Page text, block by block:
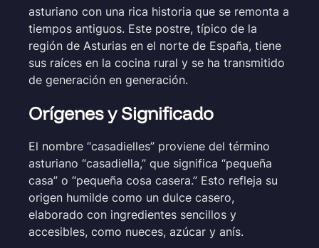
asturiano con una rica historia que se remonta a
tiempos antiguos. Este postre, típico de la
región de Asturias en el norte de España, tiene
sus raíces en la cocina rural y se ha transmitido
de generación en generación.
Orígenes y Significado
El nombre “casadielles” proviene del término
asturiano “casadiella,” que significa “pequeña
casa” o “pequeña cosa casera.” Esto refleja su
origen humilde como un dulce casero,
elaborado con ingredientes sencillos y
accesibles, como nueces, azúcar y anís.